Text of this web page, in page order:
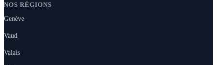
NOS RÉGIONS
Genève
Vaud
Valais